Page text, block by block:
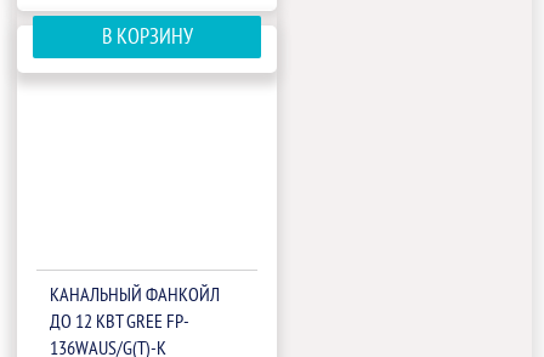
В КОРЗИНУ
КАНАЛЬНЫЙ ФАНКОЙЛ
ДО 12 КВТ GREE FP-
136WAUS/G(T)-K